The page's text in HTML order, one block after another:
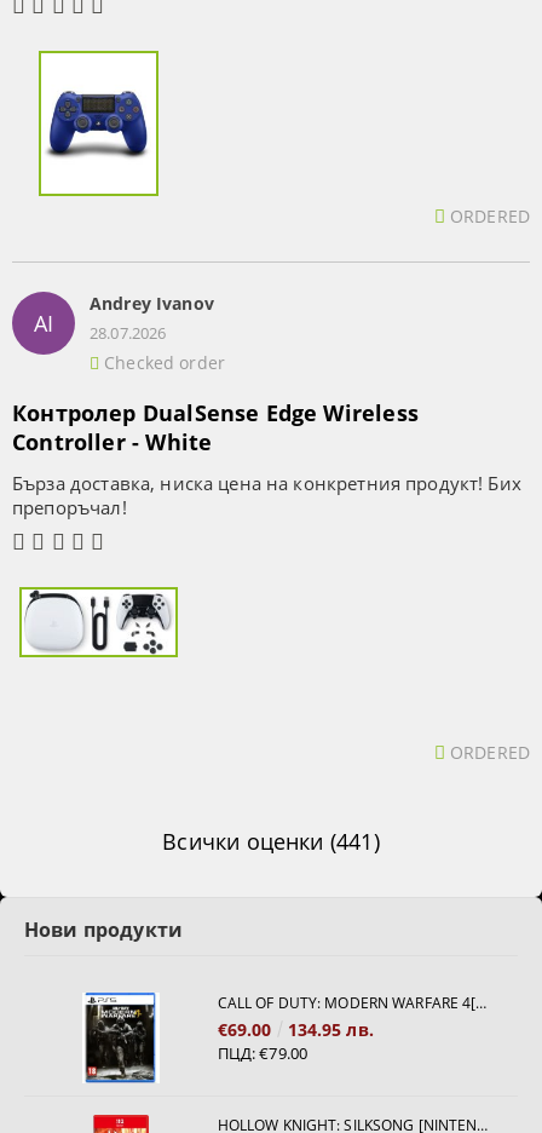
ORDERED
AI
Andrey Ivanov
28.07.2026
Checked order
Контролер DualSense Edge Wireless
Controller - White
Бърза доставка, ниска цена на конкретния продукт! Бих
препоръчал!
ORDERED
Всички оценки (441)
Нови продукти
CALL OF DUTY: MODERN WARFARE 4[PS5]
€69.00 134.95 лв.
ПЦД:€79.00
HOLLOW KNIGHT: SILKSONG [NINTENDO SWITCH 2]